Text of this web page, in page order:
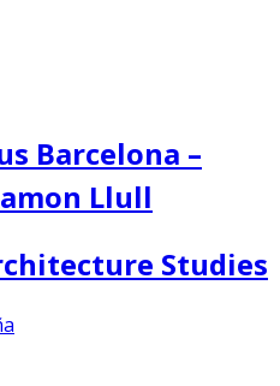
Barcelona –
Llull
Studies